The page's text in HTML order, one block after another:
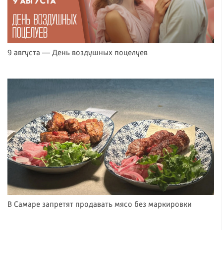
9 августа — День воздушных поцелуев
В Самаре запретят продавать мясо без маркировки